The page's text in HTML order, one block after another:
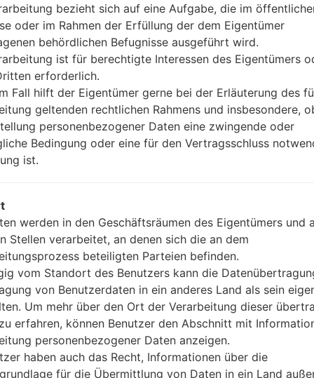
Interfaces
-
USB 2.0
Nein
Nein
USB
-
bezieht sich auf eine Aufgabe, die im
oder im Rahmen der Erfüllung der dem Eigentümer
behördlichen Befugnisse ausgeführt wird.
ist für berechtigte Interessen des Eigentümers
erforderlich.
Fall hilft der Eigentümer gerne bei der Erläuterung des
geltenden rechtlichen Rahmens und insbesondere,
personenbezogener Daten eine zwingende oder
Bedingung oder eine für den Vertragsschluss
ist.
werden in den Geschäftsräumen des Eigentümers und
Stellen verarbeitet, an denen sich die an dem
beteiligten Parteien befinden.
vom Standort des Benutzers kann die
von Benutzerdaten in ein anderes Land als sein
Um mehr über den Ort der Verarbeitung dieser
erfahren, können Benutzer den Abschnitt mit
personenbezogener Daten anzeigen.
haben auch das Recht, Informationen über die
für die Übermittlung von Daten in ein Land